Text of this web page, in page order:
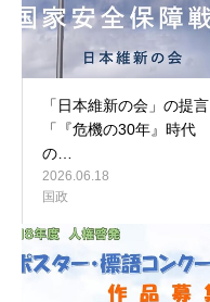
「日本維新の会」の提言
「『危機の30年』時代
の…
2026.06.18
国政